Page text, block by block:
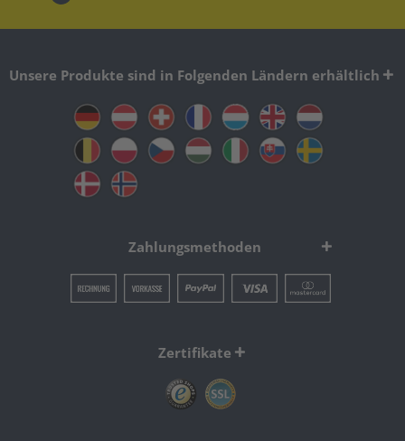
Unsere Produkte sind in Folgenden Ländern erhältlich
Zahlungsmethoden
Zertifikate